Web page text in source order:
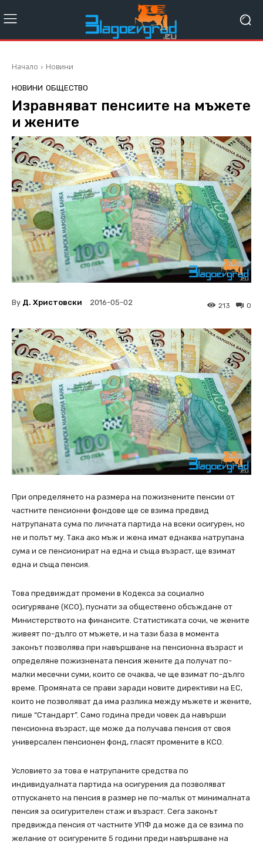
Начало Новини
НОВИНИ ОБЩЕСТВО
Изравняват пенсиите на мъжете
и жените
By Д. Христовски 2016-05-02 0
213
При определянето на размера на пожизнените пенсии от
частните пенсионни фондове ще се взима предвид
натрупаната сума по личната партида на всеки осигурен, но
не и полът му. Така ако мъж и жена имат еднаква натрупана
сума и се пенсионират на една и съща възраст, ще взимат
една и съща пенсия.
Това предвиждат промени в Кодекса за социално
осигуряване (КСО), пуснати за обществено обсъждане от
Министерството на финансите. Статистиката сочи, че жените
живеят по-дълго от мъжете, и на тази база в момента
законът позволява при навършване на пенсионна възраст и
определяне пожизнената пенсия жените да получат по-
малки месечни суми, които се очаква, че ще взимат по-дълго
време. Промяната се прави заради новите директиви на ЕС,
които не позволяват да има разлика между мъжете и жените,
пише “Стандарт”. Само година преди човек да навърши
пенсионна възраст, ще може да получава пенсия от своя
универсален пенсионен фонд, гласят промените в КСО.
Условието за това е натрупаните средства по
индивидуалната партида на осигурения да позволяват
отпускането на пенсия в размер не по-малък от минималната
пенсия за осигурителен стаж и възраст. Сега законът
предвижда пенсия от частните УПФ да може да се взима по
желание от осигурените 5 години преди навършване на